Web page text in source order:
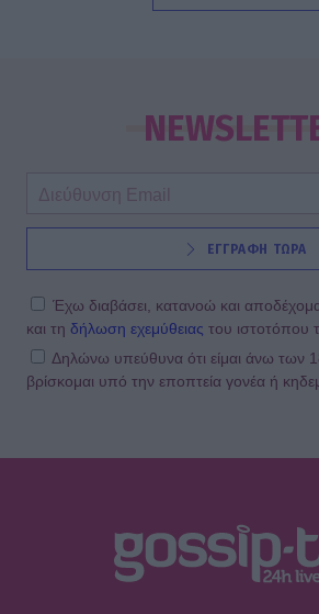
σεζόν 2026-2027- Δράμα, γέλιο,
SHOWBIZ
Σταματίνα Τσιμτσιλή: Το καλοκαίρι
θα βαφτώ
MEDIA
Μαρία Διακοπαναγιώτου: «Ένιωθα
ΕΓΓΡΑΦΗ ΤΩΡΑ
Έχω διαβάσει, κατανοώ και
και τη δήλωση εχεμύθειας του ιστοτόπου
Δηλώνω υπεύθυνα ότι είμαι άνω των
βρίσκομαι υπό την εποπτεία γονέα ή